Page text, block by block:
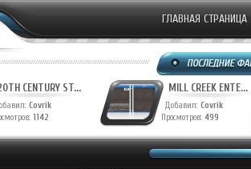
ГЛАВНАЯ СТРАНИЦА
CENTURY ST...
Covrik
1142
MILL CREEK ENTE...
Добавил: Covrik
Просмотров: 499